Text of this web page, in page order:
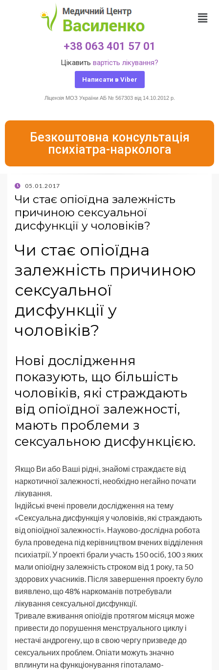
+38 063 401 57 01
Цікавить вартість лікування?
Написати в Viber
Ліцензія МОЗ України АБ № 567303 від 14.10.2012 р.
Безкоштовна консультація
психіатра-нарколога
05.01.2017
Чи стає опіоїдна залежність
причиною сексуальної
дисфункції у чоловіків?
Чи стає опіоїдна
залежність причиною
сексуальної
дисфункції у
чоловіків?
Нові дослідження
показують, що більшість
чоловіків, які страждають
від опіоїдної залежності,
мають проблеми з
сексуальною дисфункцією.
Якщо Ви або Ваші рідні, знайомі страждаєте від
наркотичної залежності, необхідно негайно почати
лікування.
Індійські вчені провели дослідження на тему
«Сексуальна дисфункція у чоловіків, які страждають
від опіоїдної залежності». Науково-дослідна робота
була проведена під керівництвом вчених відділення
психіатрії. У проекті брали участь 150 осіб, 100 з яких
мали опіоїдну залежність строком від 1 року, та 50
здорових учасників. Після завершення проекту було
виявлено, що 48% наркоманів потребували
лікування сексуальної дисфункції.
Тривале вживання опіоїдів протягом місяця може
привести до порушення менструального циклу і
нестачі андрогену, що в свою чергу призведе до
сексуальних проблем. Опіати можуть значно
вплинути на функціонування гіпоталамо-